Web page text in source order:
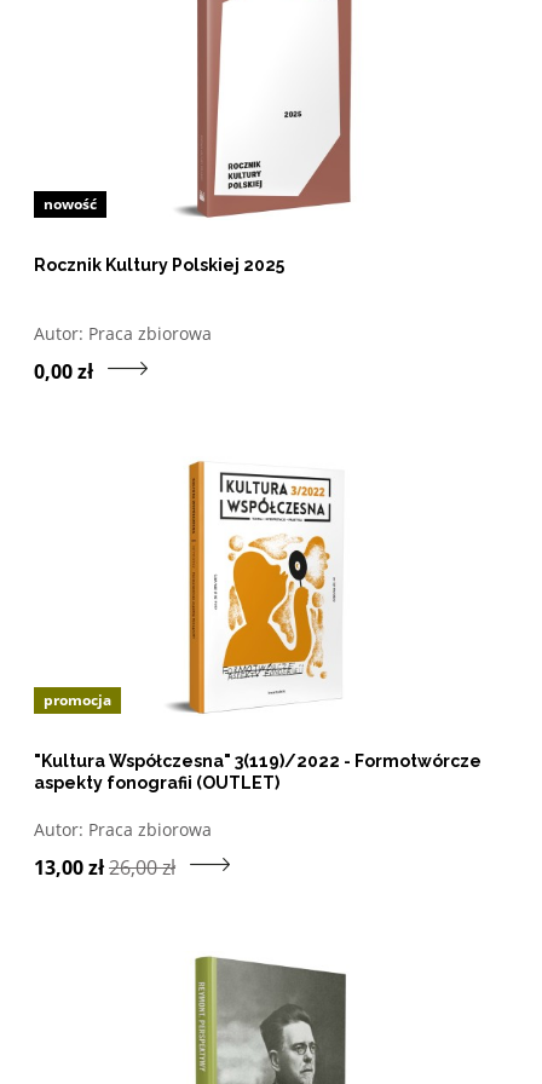
nowość
Rocznik Kultury Polskiej 2025
Autor: Otwórz w nowym oknie listę pozycji, których autorem
Praca zbiorowa
0,00 zł
promocja
"Kultura Współczesna" 3(119)/2022 - Formotwórcze
aspekty fonografii (OUTLET)
Autor: Otwórz w nowym oknie listę pozycji, których autorem
Praca zbiorowa
13,00 zł26,00 zł